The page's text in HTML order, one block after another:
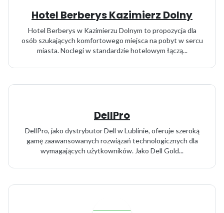
Hotel Berberys Kazimierz Dolny
Hotel Berberys w Kazimierzu Dolnym to propozycja dla
osób szukających komfortowego miejsca na pobyt w sercu
miasta. Noclegi w standardzie hotelowym łączą...
DellPro
DellPro, jako dystrybutor Dell w Lublinie, oferuje szeroką
gamę zaawansowanych rozwiązań technologicznych dla
wymagających użytkowników. Jako Dell Gold...